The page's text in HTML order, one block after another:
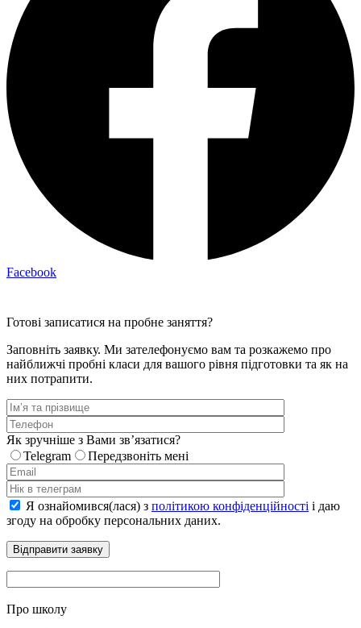
Facebook
Готові записатися на пробне заняття?
Заповніть заявку. Ми зателефонуємо вам та розкажемо про
найближчі пробні класи для вашого рівня підготовки та як на
них потрапити.
Як зручніше з Вами звʼязатися?
Telegram
Передзвоніть мені
Я ознайомився(лася) з політикою конфіденційності і даю
згоду на обробку персональних даних.
Про школу